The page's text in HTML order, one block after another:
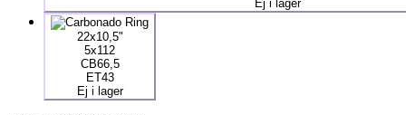
Ej i lager
22x10,5"
5x112
CB66,5
ET43
Ej i lager